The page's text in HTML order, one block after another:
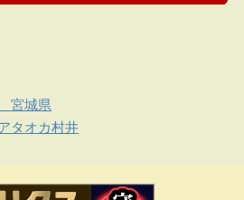
宮城県
タオカ村井